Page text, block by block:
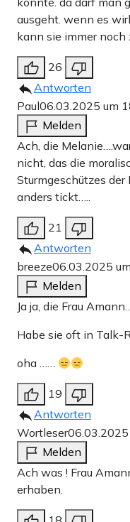
ausgeht. wenn es
kann sie immer noch
26
Antworten
Paul06.03.2025 um
Melden
Ach, die
nicht, das die
Sturmgeschützes
anders tickt…..
21
Antworten
breeze06.03.2025
Melden
Ja ja, die Frau
Habe sie oft in Talk-
oha ……
19
Antworten
Wortleser
Melden
Ach was ! Frau
erhaben.